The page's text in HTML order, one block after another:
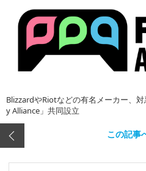
BlizzardやRiotなどの有名メーカー、
y Alliance」共同設立
この記事